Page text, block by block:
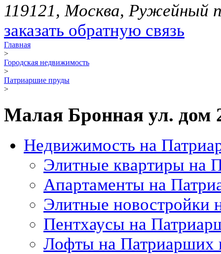
119121, Москва, Ружейный
заказать обратную связь
Главная
>
Городская недвижимость
>
Патриаршие пруды
>
Малая Бронная ул. дом
Недвижимость на
Элитные квартиры на
Апартаменты на
Элитные новостройки
Пентхаусы на
Лофты на Патриарших